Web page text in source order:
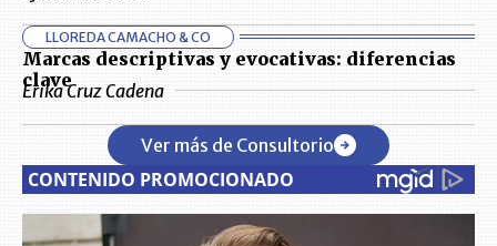
LLOREDA CAMACHO & CO
Marcas descriptivas y evocativas: diferencias
clave
Erika Cruz Cadena
Ver más de Consultorio